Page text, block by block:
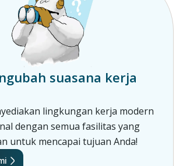
suasana kerja
lingkungan kerja modern
dengan semua fasilitas yang
untuk mencapai tujuan Anda!